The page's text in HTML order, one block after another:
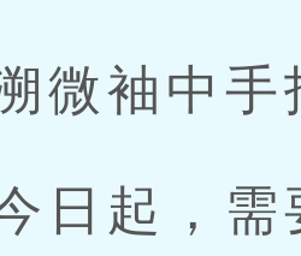
袖中手
起，需